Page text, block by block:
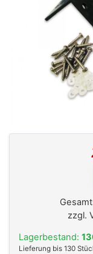
zzgl.
Lagerbestand:
Lieferung bis 130